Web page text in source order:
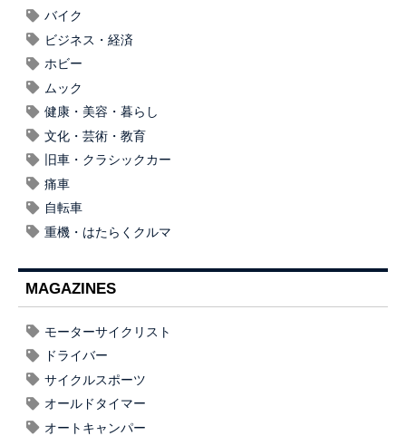
バイク
ビジネス・経済
ホビー
ムック
健康・美容・暮らし
文化・芸術・教育
旧車・クラシックカー
痛車
自転車
重機・はたらくクルマ
MAGAZINES
モーターサイクリスト
ドライバー
サイクルスポーツ
オールドタイマー
オートキャンパー